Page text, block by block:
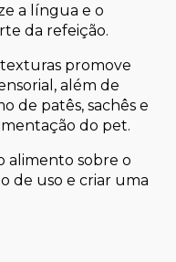
a língua e o
da refeição.
promove
além de
de patês, sachês e
do pet.
alimento sobre o
de uso e criar uma